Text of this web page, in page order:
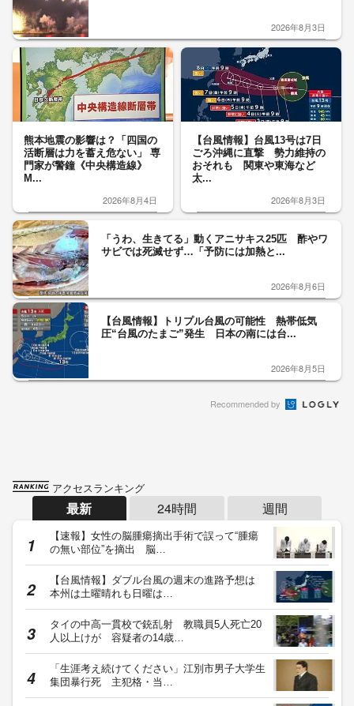
2026年8月3日
熊本地震の影響は？「四国の
活断層は力を蓄え危ない」 専
門家が警鐘《中央構造線》
M...
2026年8月4日
【台風情報】台風13号は7日
ごろ沖縄に直撃 勢力維持の
おそれも 関東や東海など
太...
2026年8月3日
「うわ、生きてる」動くアニサキス25匹 酢やワ
サビでは死滅せず…「予防には加熱と...
2026年8月6日
【台風情報】トリプル台風の可能性 熱帯低気
圧“台風のたまご”発生 日本の南には台...
2026年8月5日
Recommended by
アクセスランキング
最新 24時間 週間
【速報】女性の脳腫瘍摘出手術で誤って“腫瘍
の無い部位”を摘出 脳…
【台風情報】ダブル台風の週末の進路予想は
本州は土曜晴れも日曜は…
タイの中高一貫校で銃乱射 教職員5人死亡20
人以上けが 容疑者の14歳…
「生涯考え続けてください」江別市男子大学生
集団暴行死 主犯格・当…